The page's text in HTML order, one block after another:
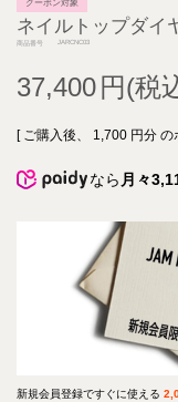
クーポン対象
ネイルトップダイ
商品番号 JARCNC03
37,400
[ ご購入後、 1,700 円分 の
なら 月々
新規会員登録ですぐに使える